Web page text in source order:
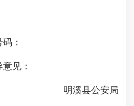
：
见：
明溪县公安局